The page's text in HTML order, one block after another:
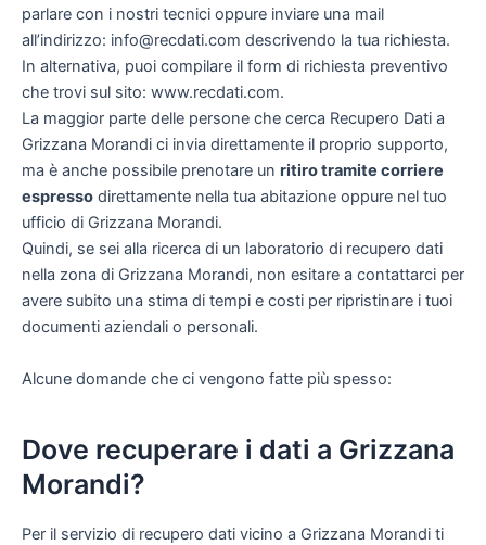
parlare con i nostri tecnici oppure inviare una mail
all’indirizzo: info@recdati.com descrivendo la tua richiesta.
In alternativa, puoi compilare il form di richiesta preventivo
che trovi sul sito: www.recdati.com.
La maggior parte delle persone che cerca Recupero Dati a
Grizzana Morandi ci invia direttamente il proprio supporto,
ma è anche possibile prenotare un ritiro tramite corriere
espresso direttamente nella tua abitazione oppure nel tuo
ufficio di Grizzana Morandi.
Quindi, se sei alla ricerca di un laboratorio di recupero dati
nella zona di Grizzana Morandi, non esitare a contattarci per
avere subito una stima di tempi e costi per ripristinare i tuoi
documenti aziendali o personali.
Alcune domande che ci vengono fatte più spesso:
Dove recuperare i dati a Grizzana
Morandi?
Per il servizio di recupero dati vicino a Grizzana Morandi ti